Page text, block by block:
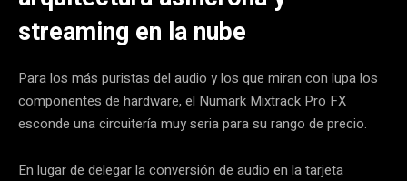
streaming en la nube
Para los más puristas del audio y los que miran con lupa los
componentes de hardware, el Numark Mixtrack Pro FX
esconde una circuitería muy seria para su rango de precio.
En lugar de delegar la conversión de audio en la tarjeta